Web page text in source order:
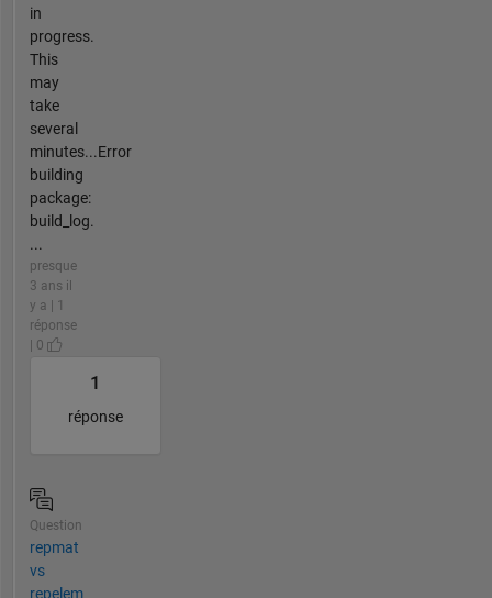
in
progress.
This
may
take
several
minutes...Error
building
package:
build_log.
...
presque
3 ans il
y a | 1
réponse
| 0
1
réponse
Question
repmat
vs
repelem